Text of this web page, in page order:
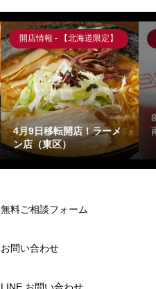
開店情報 - 【北海道限定】
4月9日移転開店！ラーメ
ン店（東区）
無料ご相談フォーム
お問い合わせ